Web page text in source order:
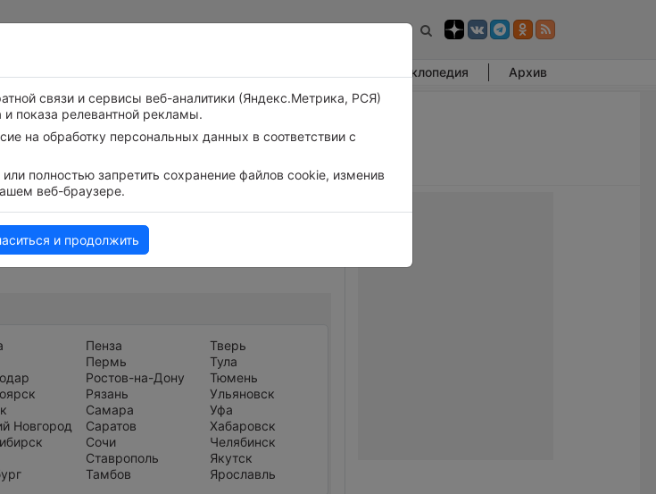
Энциклопедия Архив
Новгород
Пенза
Пермь
Ростов-на-Дону
Рязань
Самара
Саратов
Сочи
Ставрополь
Тамбов
Тверь
Тула
Тюмень
Ульяновск
Уфа
Хабаровск
Челябинск
Якутск
Ярославль
связи и сервисы веб-аналитики (Яндекс.Метрика, РСЯ)
показа релевантной рекламы.
на обработку персональных данных в соответствии с
полностью запретить сохранение файлов cookie, изменив
веб-браузере.
и продолжить